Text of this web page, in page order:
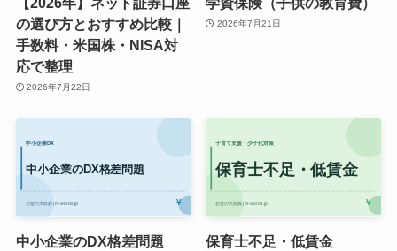
の選び方とおすすめ比較｜
手数料・米国株・NISA対
応で整理
2026年7月22日
2026年7月21日
中小企業のDX格差問題 保育士不足・低賃金